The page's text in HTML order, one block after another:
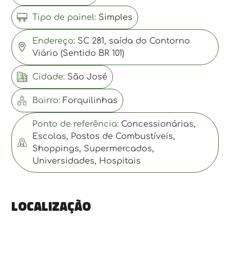
Tipo de painel: Simples
Endereço: SC 281, saída do Contorno
Viário (Sentido BR 101)
Cidade: São José
Bairro: Forquilinhas
Ponto de referência: Concessionárias,
Escolas, Postos de Combustíveis,
Shoppings, Supermercados,
Universidades, Hospitais
Localização